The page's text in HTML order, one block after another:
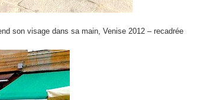
son visage dans sa main, Venise 2012 – recadrée